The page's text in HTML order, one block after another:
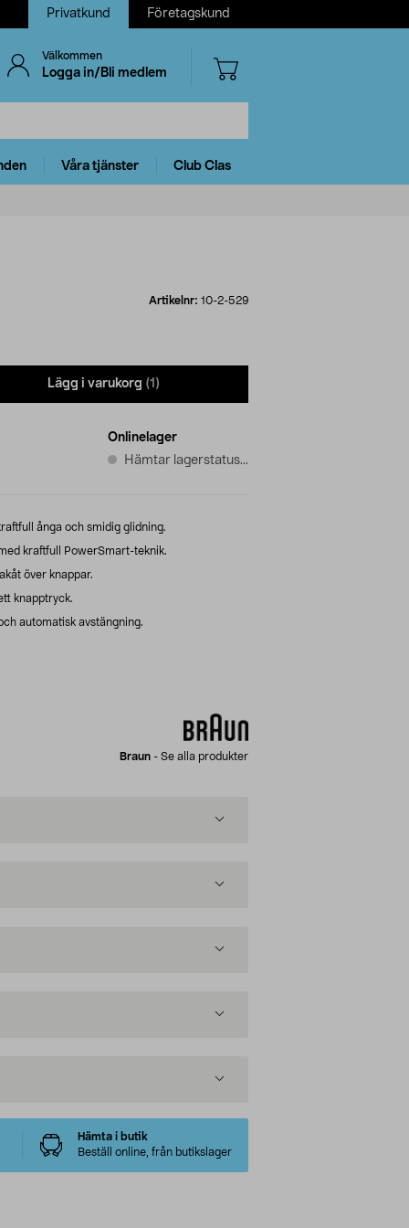
Privatkund Företagskund
Välkommen
Logga in/Bli medlem
Våra tjänster Club Clas
Artikelnr: 10-2-529
Lägg i varukorg (1)
Onlinelager
Hämtar lagerstatus...
ånga och smidig glidning.
kraftfull PowerSmart-teknik.
över knappar.
knapptryck.
automatisk avstängning.
Braun - Se alla produkter
Hämta i butik
Beställ online, från butikslager